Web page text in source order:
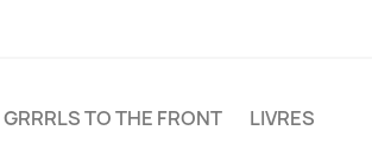
GRRRLS TO THE FRONT LIVRES